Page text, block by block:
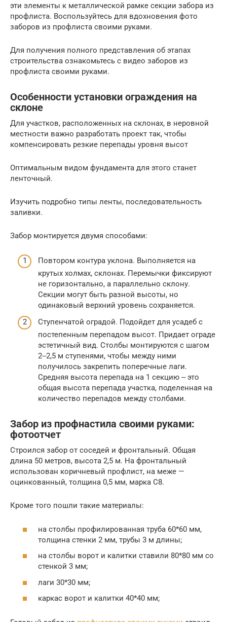
эти элементы к металлической рамке секции забора из
профлиста. Воспользуйтесь для вдохновения фото
заборов из профлиста своими руками.
Для получения полного представления об этапах
строительства ознакомьтесь с видео заборов из
профлиста своими руками.
Особенности установки ограждения на
склоне
Для участков, расположенных на склонах, в неровной
местности важно разработать проект так, чтобы
компенсировать резкие перепады уровня высот
Оптимальным видом фундамента для этого станет
ленточный.
Изучить подробно типы ленты, последовательность
заливки.
Забор монтируется двумя способами:
Повтором контура уклона. Выполняется на
крутых холмах, склонах. Перемычки фиксируют
не горизонтально, а параллельно склону.
Секции могут быть разной высоты, но
одинаковый верхний уровень сохраняется.
Ступенчатой оградой. Подойдет для усадеб с
постепенным перепадом высот. Придает ограде
эстетичный вид. Столбы монтируются с шагом
2‒2,5 м ступенями, чтобы между ними
получилось закрепить поперечные лаги.
Средняя высота перепада на 1 секцию ‒ это
общая высота перепада участка, поделенная на
количество перепадов между столбами.
Забор из профнастила своими руками:
фотоотчет
Строился забор от соседей и фронтальный. Общая
длина 50 метров, высота 2,5 м. На фронтальный
использован коричневый профлист, на меже —
оцинкованный, толщина 0,5 мм, марка С8.
Кроме того пошли такие материалы:
на столбы профилированная труба 60*60 мм,
толщина стенки 2 мм, трубы 3 м длины;
на столбы ворот и калитки ставили 80*80 мм со
стенкой 3 мм;
лаги 30*30 мм;
каркас ворот и калитки 40*40 мм;